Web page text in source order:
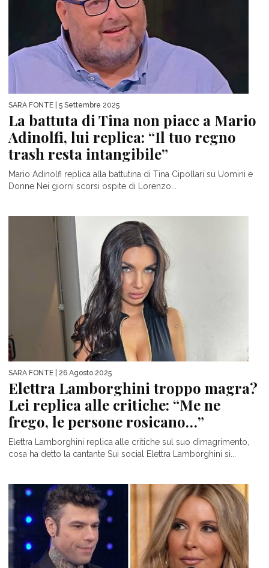
SARA FONTE | 5 Settembre 2025
La battuta di Tina non piace a Mario
Adinolfi, lui replica: “Il tuo regno
trash resta intangibile”
Mario Adinolfi replica alla battutina di Tina Cipollari su Uomini e
Donne Nei giorni scorsi ospite di Lorenzo...
SARA FONTE | 26 Agosto 2025
Elettra Lamborghini troppo magra?
Lei replica alle critiche: “Me ne
frego, le persone rosicano…”
Elettra Lamborghini replica alle critiche sul suo dimagrimento,
cosa ha detto la cantante Sui social Elettra Lamborghini si...